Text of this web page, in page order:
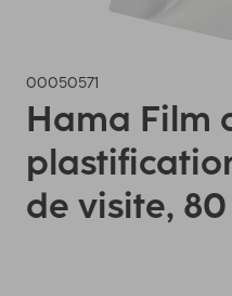
00050571
Hama Film
de visite,